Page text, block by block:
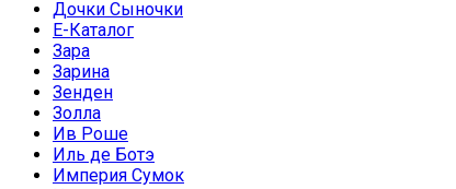
Дочки Сыночки
Е-Каталог
Зара
Зарина
Зенден
Золла
Ив Роше
Иль де Ботэ
Империя Сумок